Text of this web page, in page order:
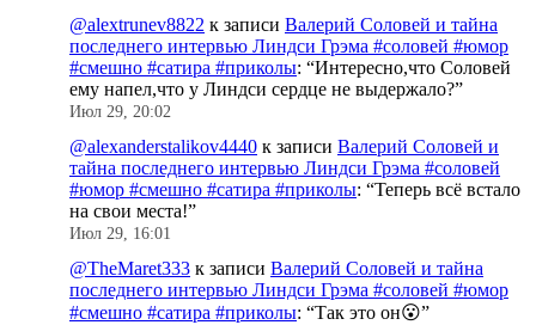
@alextrunev8822 к записи Валерий Соловей и тайна
последнего интервью Линдси Грэма #соловей #юмор
#смешно #сатира #приколы: “Интересно,что Соловей
ему напел,что у Линдси сердце не выдержало?”
Июл 29, 20:02
@alexanderstalikov4440 к записи Валерий Соловей и
тайна последнего интервью Линдси Грэма #соловей
#юмор #смешно #сатира #приколы: “Теперь всё встало
на свои места!”
Июл 29, 16:01
@TheMaret333 к записи Валерий Соловей и тайна
последнего интервью Линдси Грэма #соловей #юмор
#смешно #сатира #приколы: “Так это он😮”